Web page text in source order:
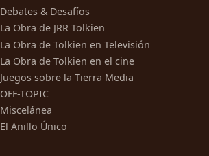
Debates & Desafíos
La Obra de JRR Tolkien
La Obra de Tolkien en Televisión
La Obra de Tolkien en el cine
Juegos sobre la Tierra Media
OFF-TOPIC
Miscelánea
El Anillo Único